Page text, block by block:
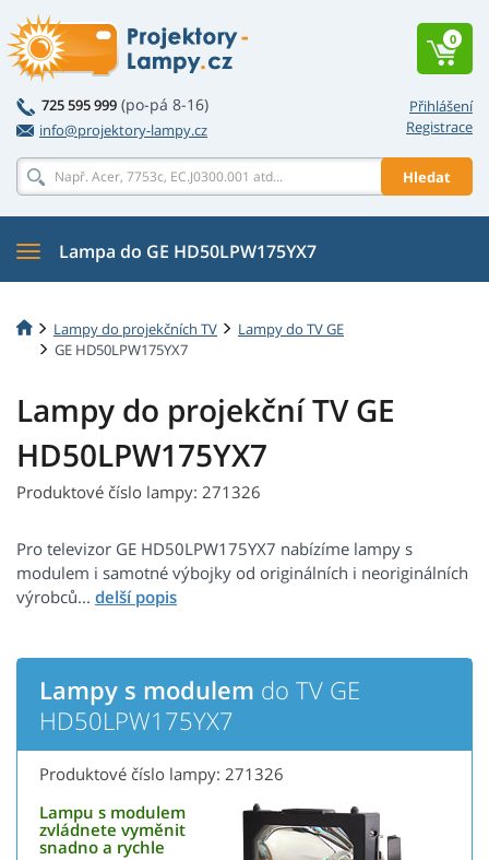
Přihlášení
Registrace
725 595 999 (po-pá 8-16)
info@projektory-lampy.cz
Hledat
0
Lampa do GE HD50LPW175YX7
Lampy do projekčních TV
Lampy do TV GE
GE HD50LPW175YX7
Lampy do projekční TV GE
HD50LPW175YX7
Produktové číslo lampy: 271326
Pro televizor GE HD50LPW175YX7 nabízíme lampy s
modulem i samotné výbojky od originálních i neoriginálních
výrobců...
Lampy s modulem do TV GE
HD50LPW175YX7
Produktové číslo lampy: 271326
Lampu s modulem
zvládnete vyměnit
snadno a rychle